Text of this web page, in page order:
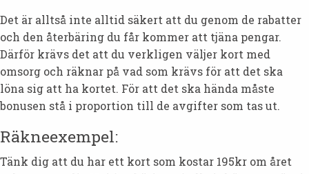
Det är alltså inte alltid säkert att du genom de rabatter
och den återbäring du får kommer att tjäna pengar.
Därför krävs det att du verkligen väljer kort med
omsorg och räknar på vad som krävs för att det ska
löna sig att ha kortet. För att det ska hända måste
bonusen stå i proportion till de avgifter som tas ut.
Räkneexempel:
Tänk dig att du har ett kort som kostar 195kr om året